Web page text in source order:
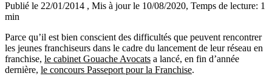
Publié le 22/01/2014 , Mis à jour le 10/08/2020, Temps de lecture: 1
min
Parce qu’il est bien conscient des difficultés que peuvent rencontrer
les jeunes franchiseurs dans le cadre du lancement de leur réseau en
franchise, le cabinet Gouache Avocats a lancé, en fin d’année
dernière, le concours Passeport pour la Franchise.